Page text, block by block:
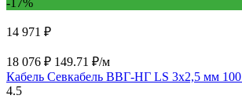
-17%
14 971 ₽
18 076 ₽ 149.71 ₽/м
Кабель Севкабель ВВГ-НГ LS 3х2,5 мм
4.5